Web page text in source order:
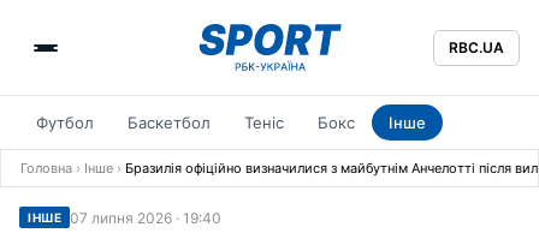
RBC.UA
Футбол Баскетбол Теніс Бокс Інше
Головна › Інше › Бразилія офіційно визначилися з майбутнім Анчелотті після
ІНШЕ 07 липня 2026 · 19:40